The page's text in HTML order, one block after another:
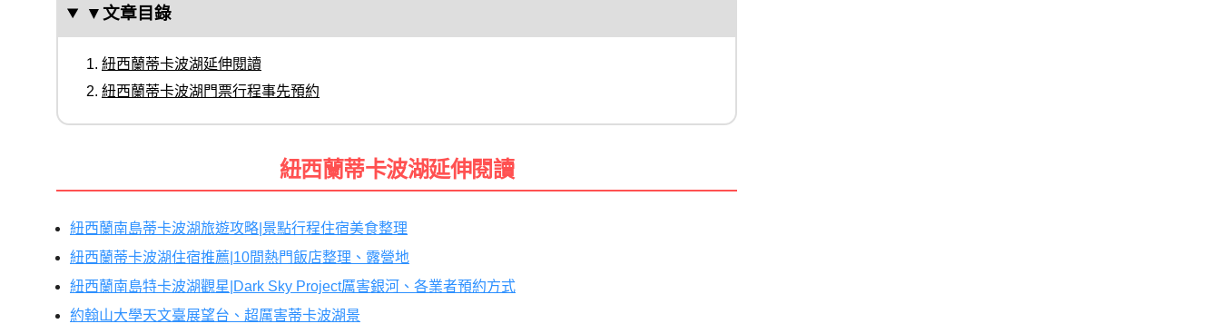
▼文章目錄
紐西蘭蒂卡波湖延伸閱讀
紐西蘭蒂卡波湖門票行程事先預約
紐西蘭蒂卡波湖延伸閱讀
紐西蘭南島蒂卡波湖旅遊攻略|景點行程住宿美食整理
紐西蘭蒂卡波湖住宿推薦|10間熱門飯店整理、露營地
紐西蘭南島特卡波湖觀星|Dark Sky Project厲害銀河、各業者預約方式
約翰山大學天文臺展望台、超厲害蒂卡波湖景